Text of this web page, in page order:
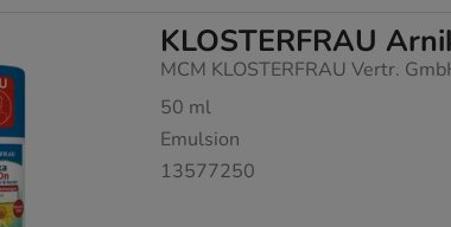
KLOSTERFRAU
MCM KLOSTERFRAU Vertr.
50 ml
Emulsion
13577250